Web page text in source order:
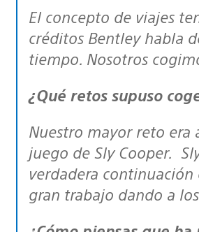
El concepto de viajes
créditos Bentley habla
tiempo. Nosotros
¿Qué retos supuso
Nuestro mayor reto era asegurarnos de que la experiencia se sentía como un
juego de Sly Cooper.
verdadera continuación
gran trabajo dando a